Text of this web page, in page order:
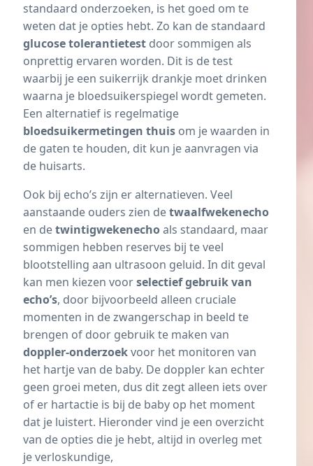
standaard onderzoeken, is het goed om te
weten dat je opties hebt. Zo kan de standaard
glucose tolerantietest door sommigen als
onprettig ervaren worden. Dit is de test
waarbij je een suikerrijk drankje moet drinken
waarna je bloedsuikerspiegel wordt gemeten.
Een alternatief is regelmatige
bloedsuikermetingen thuis om je waarden in
de gaten te houden, dit kun je aanvragen via
de huisarts.
Ook bij echo’s zijn er alternatieven. Veel
aanstaande ouders zien detwaalfwekenecho
en detwintigwekenechoals standaard, maar
sommigen hebben reserves bij te veel
blootstelling aan ultrasoon geluid. In dit geval
kan men kiezen voorselectief gebruik van
echo’s, door bijvoorbeeld alleen cruciale
momenten in de zwangerschap in beeld te
brengen of door gebruik te maken van
doppler-onderzoekvoor het monitoren van
het hartje van de baby. De doppler kan echter
geen groei meten, dus dit zegt alleen iets over
of er hartactie is bij de baby op het moment
dat je luistert. Hieronder vind je een overzicht
van de opties die je hebt, altijd in overleg met
je verloskundige,